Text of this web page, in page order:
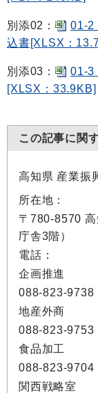
別添02：
01-2
込書[XLSX：
別添03：
01-3
[XLSX：33.9KB]
この記事に関
高知県 産業振
所在地：
〒780-8570
庁舎3階）
電話：
企画推進
088-823-9738
地産外商
088-823-9753
食品加工
088-823-9704
関西戦略室